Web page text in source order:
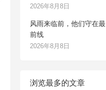
2026年8月8日
风雨来临前，他们守在最
前线
2026年8月8日
浏览最多的文章